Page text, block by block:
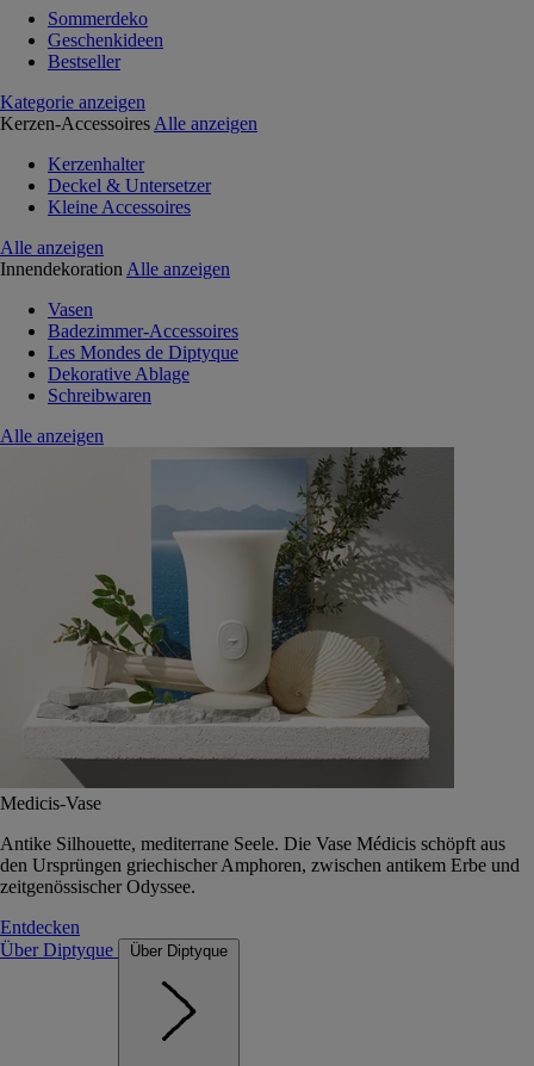
Sommerdeko
Geschenkideen
Bestseller
Kategorie anzeigen
Kerzen-Accessoires Alle anzeigen
Kerzenhalter
Deckel & Untersetzer
Kleine Accessoires
Alle anzeigen
Innendekoration Alle anzeigen
Vasen
Badezimmer-Accessoires
Les Mondes de Diptyque
Dekorative Ablage
Schreibwaren
Alle anzeigen
Medicis-Vase
Antike Silhouette, mediterrane Seele. Die Vase Médicis schöpft aus
den Ursprüngen griechischer Amphoren, zwischen antikem Erbe und
zeitgenössischer Odyssee.
Entdecken
Über Diptyque
Über Diptyque